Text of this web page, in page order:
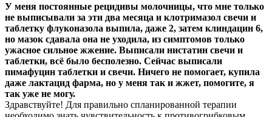
У меня постоянные рецидивы молочницы, что мне только
не выписывали за эти два месяца и клотримазол свечи и
таблетку флуконазола выпила, даже 2, затем клиндацин 6,
но мазок сдавала она не уходила, из симптомов только
ужасное сильное жжение. Выписали нистатин свечи и
таблетки, всё было бесполезно. Сейчас выписали
пимафуцин таблетки и свечи. Ничего не помогает, купила
даже лактацид фарма, но у меня так и жжет, помогите, я
так уже не могу.
Здравствуйте! Для правильно спланированной терапии